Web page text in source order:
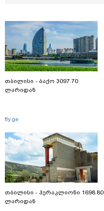
თბილისი - ბაქო 3097.70
ლარიდან
fly.ge
თბილისი - ჰერაკლიონი 1698.80
ლარიდან